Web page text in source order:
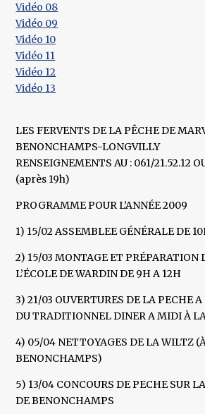
Vidéo 08
Vidéo 09
Vidéo 10
Vidéo 11
Vidéo 12
Vidéo 13
LES FERVENTS DE LA PÊCHE DE
BENONCHAMPS-LONGVILLY
RENSEIGNEMENTS AU : 061/21.52.12
(après 19h)
PROGRAMME POUR L’ANNÉE 2009
1) 15/02 ASSEMBLEE GÉNÉRALE DE
2) 15/03 MONTAGE ET PRÉPARATION
L’ÉCOLE DE WARDIN DE 9H A 12H
3) 21/03 OUVERTURES DE LA PECHE
DU TRADITIONNEL DINER A MIDI À
4) 05/04 NETTOYAGES DE LA WILTZ
BENONCHAMPS)
5) 13/04 CONCOURS DE PECHE SUR
DE BENONCHAMPS